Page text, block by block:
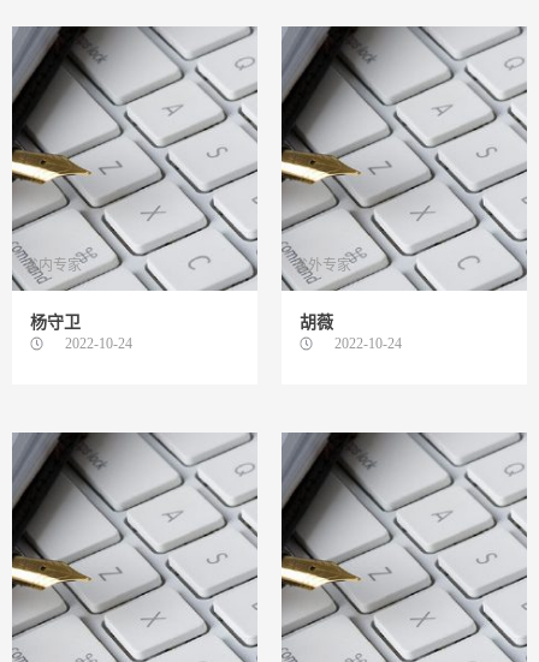
省内专家
杨守卫
2022-10-24
省外专家
胡薇
2022-10-24